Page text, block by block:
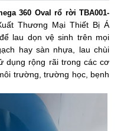
360 Oval rổ rời TBA001-
Thương Mại Thiết Bị Á
lau dọn vệ sinh trên mọi
hay sàn nhựa, lau chùi
dụng rộng rãi trong các cơ
trường, trường học, bẹnh